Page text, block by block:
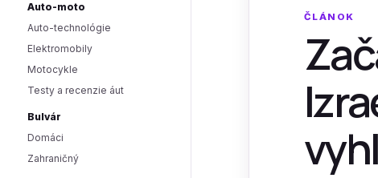
Auto-moto
Auto-technológie
Elektromobily
Motocykle
Testy a recenzie áut
Bulvár
Domáci
Zahraničný
ČLÁNOK